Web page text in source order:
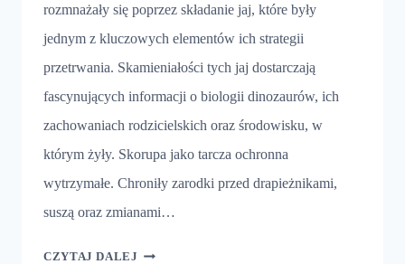
rozmnażały się poprzez składanie jaj, które były
jednym z kluczowych elementów ich strategii
przetrwania. Skamieniałości tych jaj dostarczają
fascynujących informacji o biologii dinozaurów, ich
zachowaniach rodzicielskich oraz środowisku, w
którym żyły. Skorupa jako tarcza ochronna
wytrzymałe. Chroniły zarodki przed drapieżnikami,
suszą oraz zmianami…
CZYTAJ DALEJ JAJA